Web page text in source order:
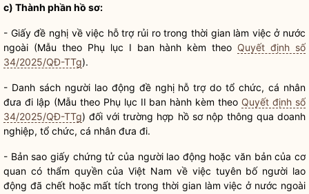
c) Thành phần hồ sơ:
- Giấy đề nghị về việc hỗ trợ rủi ro trong thời gian làm việc ở nước
ngoài (Mẫu theo Phụ lục I ban hành kèm theo Quyết định số
34/2025/QĐ-TTg).
- Danh sách người lao động đề nghị hỗ trợ do tổ chức, cá nhân
đưa đi lập (Mẫu theo Phụ lục II ban hành kèm theo Quyết định số
34/2025/QĐ-TTg) đối với trường hợp hồ sơnộp thông qua doanh
nghiệp, tổ chức, cá nhân đưa đi.
- Bản sao giấy chứng tử của người lao động hoặc văn bản của cơ
quan có thẩm quyềncủa Việt Nam về việc tuyên bố người lao
động đã chết hoặc mất tích trong thời gian làm việc ở nước ngoài